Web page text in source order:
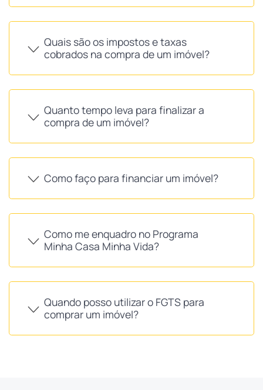
Quais são os impostos e taxas
cobrados na compra de um imóvel?
Quanto tempo leva para finalizar a
compra de um imóvel?
Como faço para financiar um imóvel?
Como me enquadro no Programa
Minha Casa Minha Vida?
Quando posso utilizar o FGTS para
comprar um imóvel?